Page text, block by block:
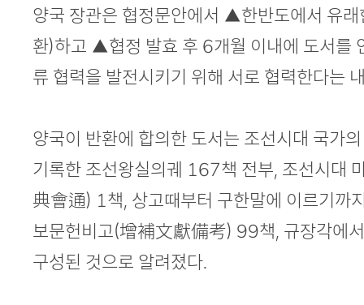
양국 장관은 협정문안에서 ▲한반도에서 유
환)하고 ▲협정 발효 후 6개월 이내에 도서를
류 협력을 발전시키기 위해 서로 협력한다는
양국이 반환에 합의한 도서는 조선시대 국가
기록한 조선왕실의궤 167책 전부, 조선시대
典會通) 1책, 상고때부터 구한말에 이르기까
보문헌비고(增補文獻備考) 99책, 규장각에
구성된 것으로 알려졌다.